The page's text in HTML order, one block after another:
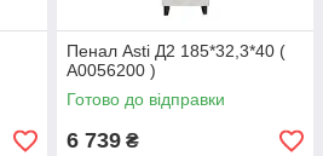
Пенал Asti Д2 185*32,3*40 (
А0056200 )
Готово до відправки
6 739 ₴